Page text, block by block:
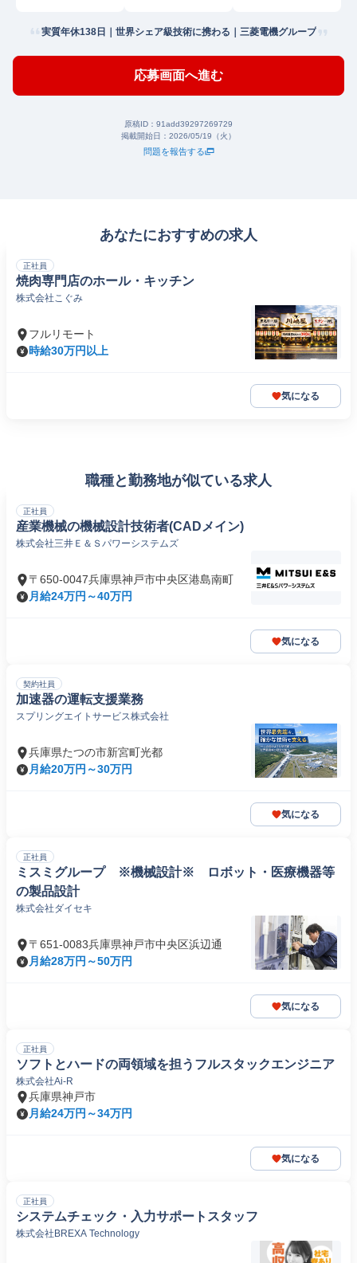
実質年休138日｜世界シェア級技術に携わる｜三菱電機グループ
応募画面へ進む
原稿ID： 91add39297269729
掲載開始日： 2026/05/19（火）
問題を報告する
あなたにおすすめの求人
正社員
焼肉専門店のホール・キッチン
株式会社こぐみ
フルリモート
時給30万円以上
気になる
職種と勤務地が似ている求人
正社員
産業機械の機械設計技術者(CADメイン)
株式会社三井Ｅ＆Ｓパワーシステムズ
〒650-0047兵庫県神戸市中央区港島南町
月給24万円～40万円
気になる
契約社員
加速器の運転支援業務
スプリングエイトサービス株式会社
兵庫県たつの市新宮町光都
月給20万円～30万円
気になる
正社員
ミスミグループ ※機械設計※ ロボット・医療機器等
の製品設計
株式会社ダイセキ
〒651-0083兵庫県神戸市中央区浜辺通
月給28万円～50万円
気になる
正社員
ソフトとハードの両領域を担うフルスタックエンジニア
株式会社Ai-R
兵庫県神戸市
月給24万円～34万円
気になる
正社員
システムチェック・入力サポートスタッフ
株式会社BREXA Technology